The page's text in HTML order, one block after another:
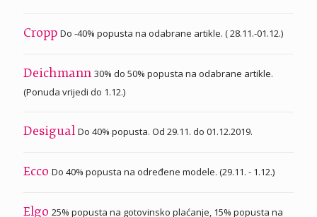
Cropp Do -40% popusta na odabrane artikle. ( 28.11.-01.12.)
Deichmann 30% do 50% popusta na odabrane artikle.
(Ponuda vrijedi do 1.12.)
DesigualDo 40% popusta. Od 29.11. do 01.12.2019.
Ecco Do 40% popusta na određene modele. (29.11. - 1.12.)
Elgo 25% popusta na gotovinsko plaćanje, 15% popusta na